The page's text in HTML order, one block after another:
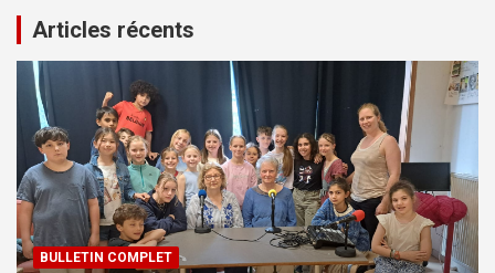
Articles récents
BULLETIN COMPLET